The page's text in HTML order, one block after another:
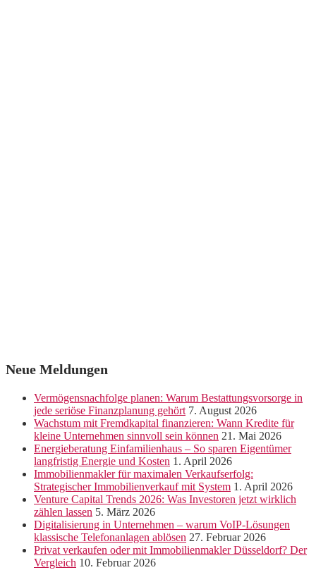
Neue Meldungen
Vermögensnachfolge planen: Warum Bestattungsvorsorge in
jede seriöse Finanzplanung gehört 7. August 2026
Wachstum mit Fremdkapital finanzieren: Wann Kredite für
kleine Unternehmen sinnvoll sein können 21. Mai 2026
Energieberatung Einfamilienhaus – So sparen Eigentümer
langfristig Energie und Kosten 1. April 2026
Immobilienmakler für maximalen Verkaufserfolg:
Strategischer Immobilienverkauf mit System 1. April 2026
Venture Capital Trends 2026: Was Investoren jetzt wirklich
zählen lassen 5. März 2026
Digitalisierung in Unternehmen – warum VoIP-Lösungen
klassische Telefonanlagen ablösen 27. Februar 2026
Privat verkaufen oder mit Immobilienmakler Düsseldorf? Der
Vergleich 10. Februar 2026